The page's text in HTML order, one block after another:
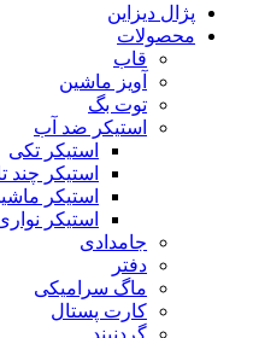
پژال دیزاین
محصولات
قاب
آویز ماشین
توت بگ
استیکر ضد آب
استیکر تکی
استیکر چند
استیکر
استیکر
جامدادی
دفتر
ماگ سرامیکی
کارت پستال
گردنبند